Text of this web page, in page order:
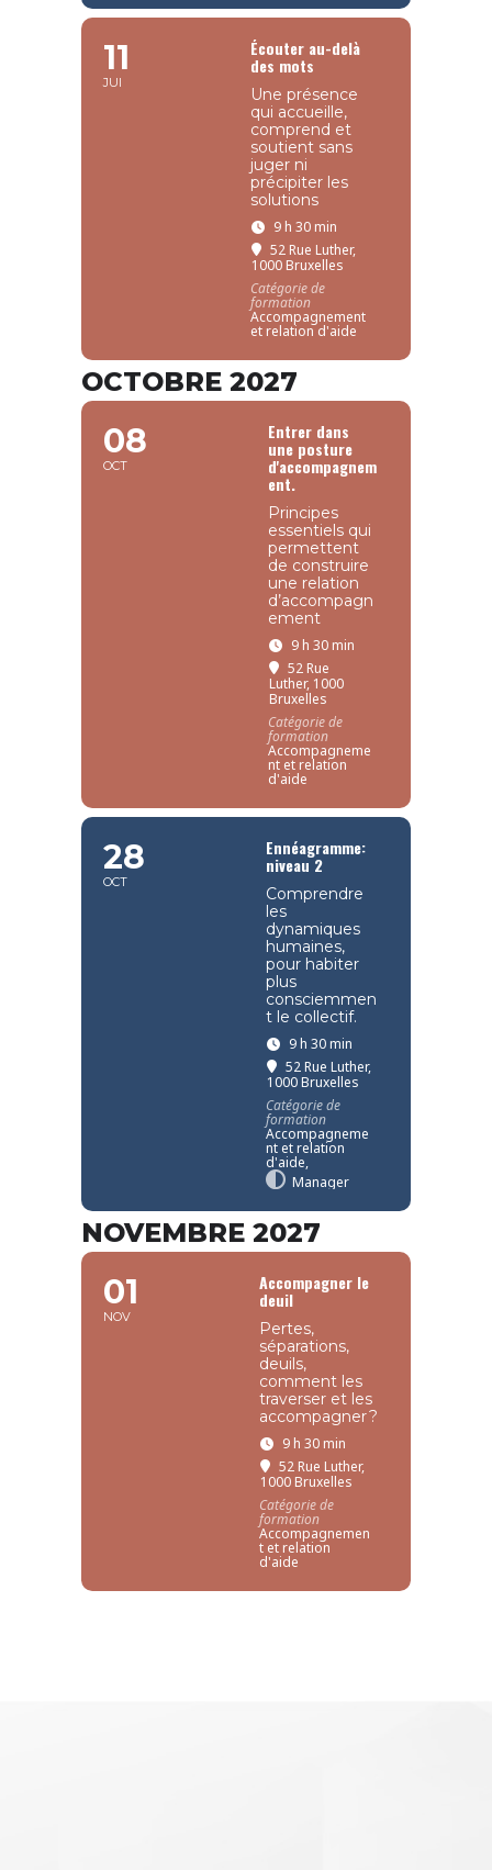
11
JUI
Écouter au-delà
des mots
Une présence
qui accueille,
comprend et
soutient sans
juger ni
précipiter les
solutions
9 h 30 min
52 Rue Luther,
1000 Bruxelles
Catégorie de
formation
Accompagnement
et relation d'aide
OCTOBRE 2027
08
OCT
Entrer dans
une posture
d'accompagnem
ent.
Principes
essentiels qui
permettent
de construire
une relation
d’accompagn
ement
9 h 30 min
52 Rue
Luther, 1000
Bruxelles
Catégorie de
formation
Accompagneme
nt et relation
d'aide
28
OCT
Ennéagramme:
niveau 2
Comprendre
les
dynamiques
humaines,
pour habiter
plus
consciemmen
t le collectif.
9 h 30 min
52 Rue Luther,
1000 Bruxelles
Catégorie de
formation
Accompagneme
nt et relation
d'aide,
Manager
NOVEMBRE 2027
01
NOV
Accompagner le
deuil
Pertes,
séparations,
deuils,
comment les
traverser et les
accompagner ?
9 h 30 min
52 Rue Luther,
1000 Bruxelles
Catégorie de
formation
Accompagnemen
t et relation
d'aide